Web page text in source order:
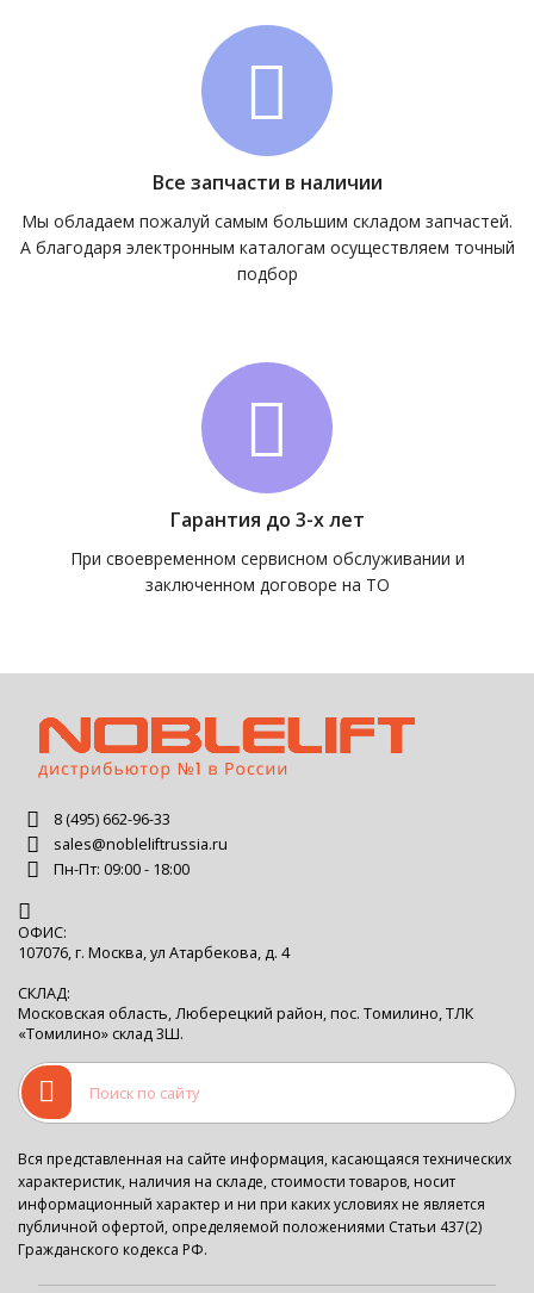
Все запчасти в наличии
Мы обладаем пожалуй самым большим складом запчастей.
А благодаря электронным каталогам осуществляем точный
подбор
Гарантия до 3-х лет
При своевременном сервисном обслуживании и
заключенном договоре на ТО
8 (495) 662-96-33
sales@nobleliftrussia.ru
Пн-Пт: 09:00 - 18:00
ОФИС:
107076, г. Москва, ул Атарбекова, д. 4
СКЛАД:
Московская область, Люберецкий район, пос. Томилино, ТЛК
«Томилино» склад 3Ш.
Вся представленная на сайте информация, касающаяся технических
характеристик, наличия на складе, стоимости товаров, носит
информационный характер и ни при каких условиях не является
публичной офертой, определяемой положениями Статьи 437(2)
Гражданского кодекса РФ.